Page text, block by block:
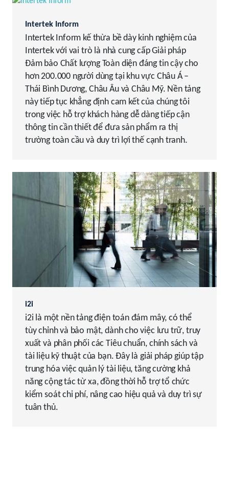
Intertek Inform
Intertek Inform kế thừa bề dày kinh nghiệm của
Intertek với vai trò là nhà cung cấp Giải pháp
Đảm bảo Chất lượng Toàn diện đáng tin cậy cho
hơn 200.000 người dùng tại khu vực Châu Á –
Thái Bình Dương, Châu Âu và Châu Mỹ. Nền tảng
này tiếp tục khẳng định cam kết của chúng tôi
trong việc hỗ trợ khách hàng dễ dàng tiếp cận
thông tin cần thiết để đưa sản phẩm ra thị
trường toàn cầu và duy trì lợi thế cạnh tranh.
i2i
i2i là một nền tảng điện toán đám mây, có thể
tùy chỉnh và bảo mật, dành cho việc lưu trữ, truy
xuất và phân phối các Tiêu chuẩn, chính sách và
tài liệu kỹ thuật của bạn. Đây là giải pháp giúp tập
trung hóa việc quản lý tài liệu, tăng cường khả
năng cộng tác từ xa, đồng thời hỗ trợ tổ chức
kiểm soát chi phí, nâng cao hiệu quả và duy trì sự
tuân thủ.